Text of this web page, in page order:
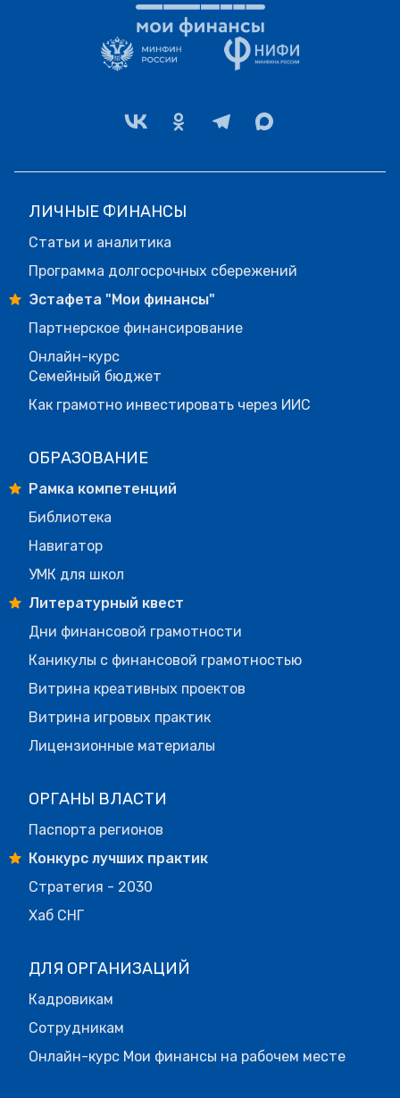
ЛИЧНЫЕ ФИНАНСЫ
Статьи и аналитика
Программа долгосрочных сбережений
Эстафета "Мои финансы"
Партнерское финансирование
Онлайн-курс
Семейный бюджет
Как грамотно инвестировать через ИИС
ОБРАЗОВАНИЕ
Рамка компетенций
Библиотека
Навигатор
УМК для школ
Литературный квест
Дни финансовой грамотности
Каникулы с финансовой грамотностью
Витрина креативных проектов
Витрина игровых практик
Лицензионные материалы
ОРГАНЫ ВЛАСТИ
Паспорта регионов
Конкурс лучших практик
Стратегия - 2030
Хаб СНГ
ДЛЯ ОРГАНИЗАЦИЙ
Кадровикам
Сотрудникам
Онлайн-курс Мои финансы на рабочем месте